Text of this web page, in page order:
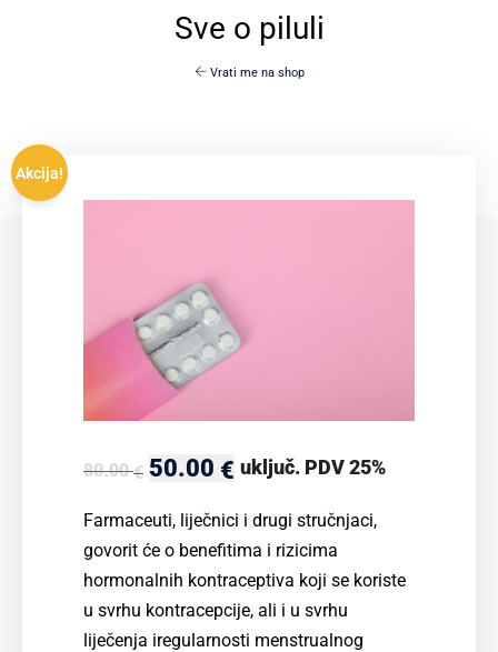
Sve o piluli
Vrati me na shop
Akcija!
80.00€ Izvorna
cijena
bila
je:
80.00 €.
50.00 € Trenutna
cijena
je:
50.00 €.
uključ. PDV 25%
Farmaceuti, liječnici i drugi stručnjaci,
govorit će o benefitima i rizicima
hormonalnih kontraceptiva koji se koriste
u svrhu kontracepcije, ali i u svrhu
liječenja iregularnosti menstrualnog